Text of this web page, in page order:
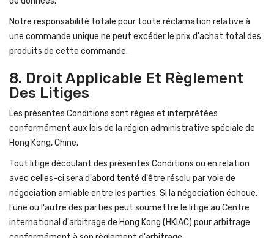
Notre responsabilité totale pour toute réclamation relative à
une commande unique ne peut excéder le prix d'achat total des
produits de cette commande.
8. Droit Applicable Et Règlement
Des Litiges
Les présentes Conditions sont régies et interprétées
conformément aux lois de la région administrative spéciale de
Hong Kong, Chine.
Tout litige découlant des présentes Conditions ou en relation
avec celles-ci sera d'abord tenté d'être résolu par voie de
négociation amiable entre les parties. Si la négociation échoue,
l'une ou l'autre des parties peut soumettre le litige au Centre
international d'arbitrage de Hong Kong (HKIAC) pour arbitrage